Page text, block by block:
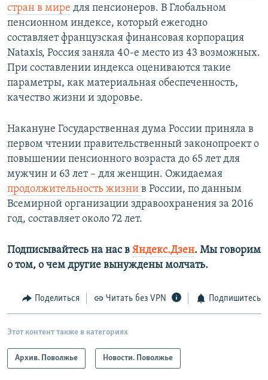
стран в мире для пенсионеров. В Глобальном
пенсионном индексе, который ежегодно
составляет французская финансовая корпорация
Nataxis, Россия заняла 40-е место из 43 возможных.
При составлении индекса оцениваются такие
параметры, как материальная обеспеченность,
качество жизни и здоровье.
Накануне Государственная дума России приняла в
первом чтении правительственный законопроект о
повышении пенсионного возраста до 65 лет для
мужчин и 63 лет – для женщин. Ожидаемая
продолжительность жизни в России, по данным
Всемирной организации здравоохранения за 2016
год, составляет около 72 лет.
Подписывайтесь на нас в Яндекс.Дзен. Мы говорим
о том, о чем другие вынуждены молчать.
Поделиться Читать без VPN Подпишитесь
Этот контент также в категориях
Архив. Поволжье Новости. Поволжье